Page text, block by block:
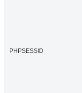
PHPSESSID